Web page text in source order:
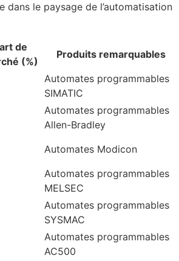
dans le paysage de l’automatisation
de
(%)
Produits remarquables
Automates programmables
SIMATIC
Automates programmables
Allen-Bradley
Automates Modicon
Automates programmables
MELSEC
Automates programmables
SYSMAC
Automates programmables
AC500